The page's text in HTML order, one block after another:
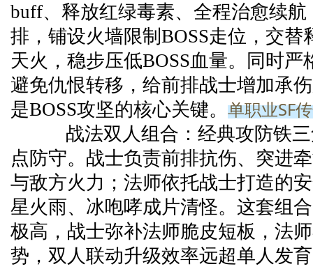
buff、释放红绿毒素、全程治愈续
排，铺设火墙限制BOSS走位，交替
天火，稳步压低BOSS血量。同时严
避免仇恨转移，给前排战士增加承
是BOSS攻坚的核心关键。 单职业SF
战法双人组合：经典攻防铁三
点防守。战士负责前排抗伤、突进
与敌方火力；法师依托战士打造的
星火雨、冰咆哮成片清怪。这套组
极高，战士弥补法师脆皮短板，法
势，双人联动升级效率远超单人发